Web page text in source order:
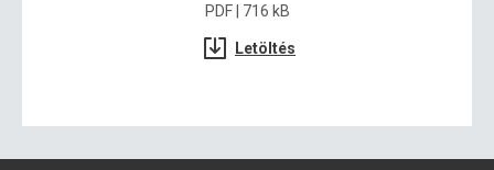
PDF | 716 kB
Letöltés